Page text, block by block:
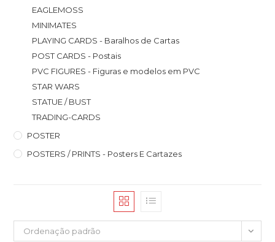
EAGLEMOSS
MINIMATES
PLAYING CARDS - Baralhos de Cartas
POST CARDS - Postais
PVC FIGURES - Figuras e modelos em PVC
STAR WARS
STATUE / BUST
TRADING-CARDS
POSTER
POSTERS / PRINTS - Posters E Cartazes
Ordenação padrão